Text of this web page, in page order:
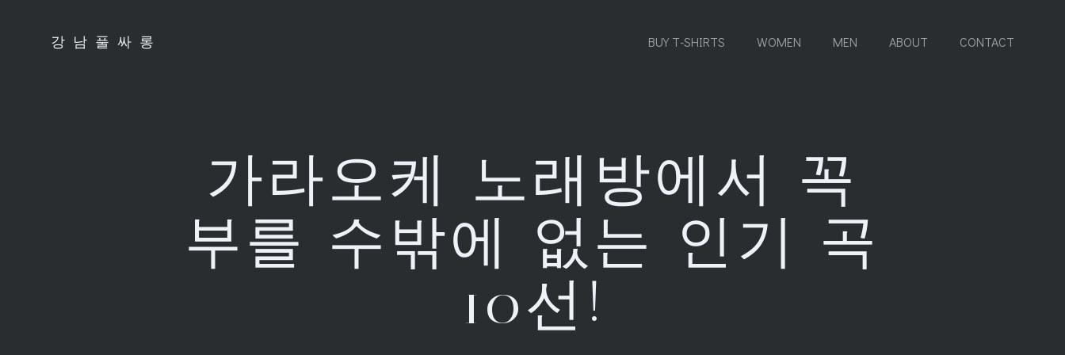
강남풀싸롱 BUY T-SHIRTS WOMEN MEN ABOUT CONTACT
가라오케 노래방에서 꼭
부를 수밖에 없는 인기 곡
10선!